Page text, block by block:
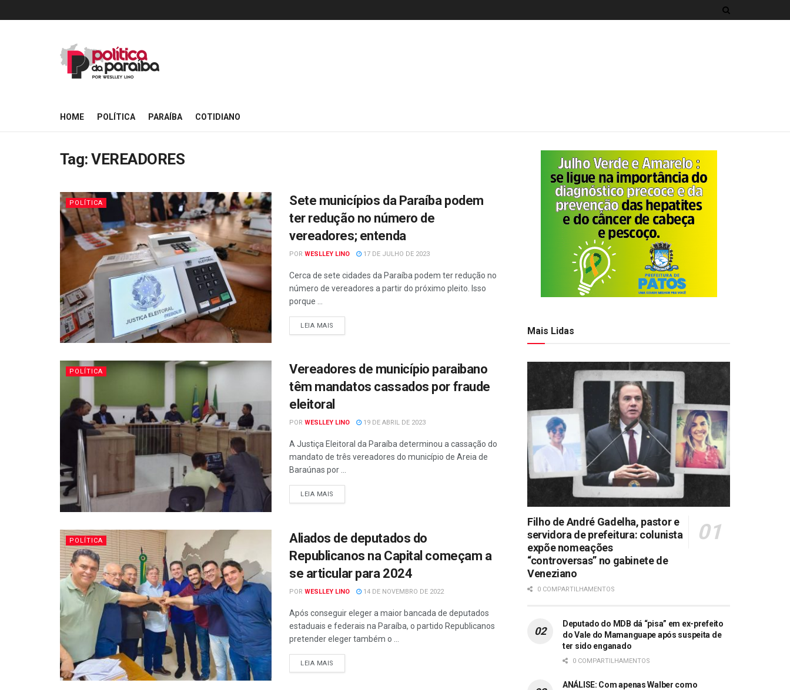
HOME POLÍTICA PARAÍBA COTIDIANO
Tag:VEREADORES
POLÍTICA
Sete municípios da Paraíba podem
ter redução no número de
vereadores; entenda
POR WESLLEY LINO 17 DE JULHO DE 2023
Cerca de sete cidades da Paraíba podem ter redução no
número de vereadores a partir do próximo pleito. Isso
porque ...
LEIA MAIS
POLÍTICA
Vereadores de município paraibano
têm mandatos cassados por fraude
eleitoral
POR WESLLEY LINO 19 DE ABRIL DE 2023
A Justiça Eleitoral da Paraíba determinou a cassação do
mandato de três vereadores do município de Areia de
Baraúnas por ...
LEIA MAIS
POLÍTICA
Aliados de deputados do
Republicanos na Capital começam a
se articular para 2024
POR WESLLEY LINO 14 DE NOVEMBRO DE 2022
Após conseguir eleger a maior bancada de deputados
estaduais e federais na Paraíba, o partido Republicanos
pretender eleger também o ...
LEIA MAIS
Mais Lidas
Filho de André Gadelha, pastor e
servidora de prefeitura: colunista
expõe nomeações
“controversas” no gabinete de
Veneziano
0 COMPARTILHAMENTOS
Deputado do MDB dá “pisa” em ex-prefeito
do Vale do Mamanguape após suspeita de
ter sido enganado
0 COMPARTILHAMENTOS
ANÁLISE: Com apenas Walber como